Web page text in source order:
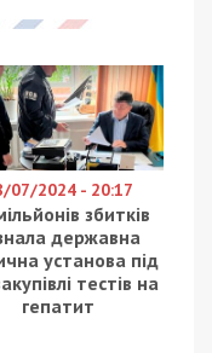
зведених в часи
рашистів
Як рятуються
та скільки
розповіли на
Настя
льох за
єдиним укриттям.